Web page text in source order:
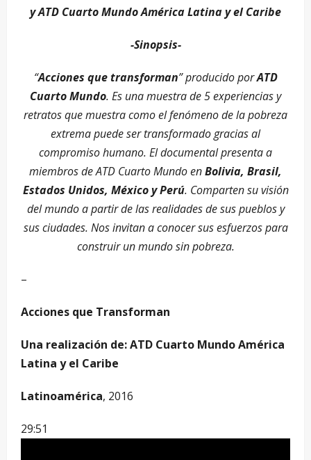
yATD Cuarto Mundo América Latina y el Caribe
-Sinopsis-
“Acciones que transforman” producido porATD
Cuarto Mundo. Es una muestra de 5 experiencias y
retratos que muestra como el fenómeno de la pobreza
extrema puede ser transformado gracias al
compromiso humano. El documental presenta a
miembros de ATD Cuarto Mundo enBolivia, Brasil,
Estados Unidos, México y Perú. Comparten su visión
del mundo a partir de las realidades de sus pueblos y
sus ciudades. Nos invitan a conocer sus esfuerzos para
construir un mundo sin pobreza.
–
Acciones que Transforman
Una realización de: ATD Cuarto Mundo América
Latina y el Caribe
Latinoamérica, 2016
29:51